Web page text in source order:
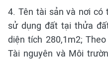
4. Tên tài sản và nơi có
sử dụng đất tại thửa
diện tích 280,1m2;
Tài nguyên và Môi